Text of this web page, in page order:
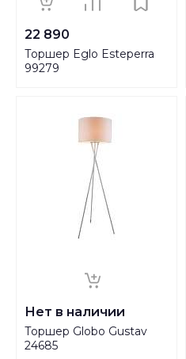
22 890
Торшер Eglo Esteperra
99279
Нет в наличии
Торшер Globo Gustav
24685